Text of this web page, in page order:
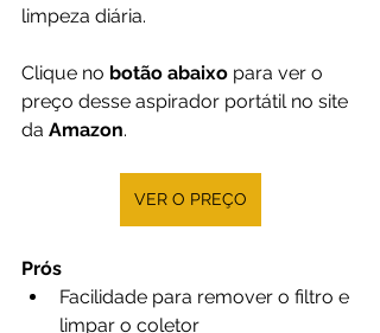
limpeza diária.
Clique no botão abaixo para ver o
preço desse aspirador portátil no site
da Amazon.
VER O PREÇO
Prós
Facilidade para remover o filtro e
limpar o coletor